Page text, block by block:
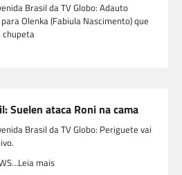
Brasil da TV Globo: Adauto
Olenka (Fabiula Nascimento) que
chupeta
Suelen ataca Roni na cama
Brasil da TV Globo: Periguete vai
mais